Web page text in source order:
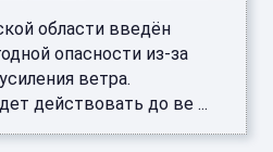
области введён
опасности из-за
ветра.
действовать до ве ...